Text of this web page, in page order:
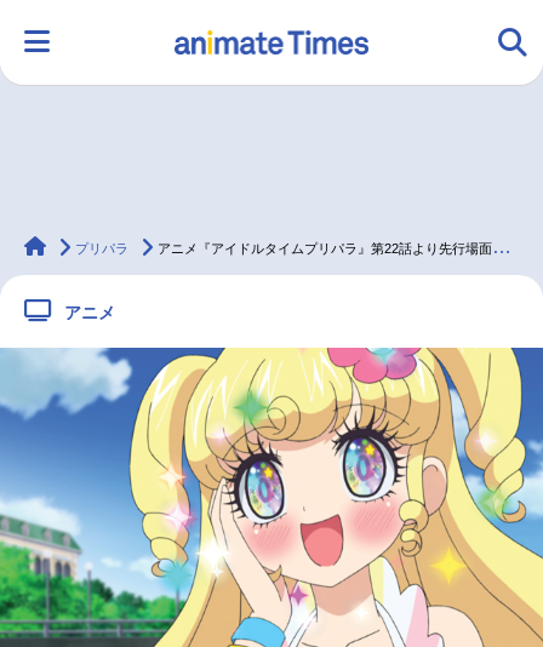
ラジオ みんなの声 グッズ 映画
配信・Vtuber トレンド 無料マンガ
アニメ記事一覧 声優記事一覧
アニメ映画一覧 実写化映画一覧
今期アニメ曜日別一覧
animateTimes
プリパラ アニメ『アイドルタイムプリパラ』第22話より先行場面カット到着
アニメ